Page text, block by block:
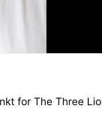
for The Three